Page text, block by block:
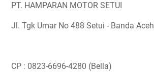
PT. HAMPARAN MOTOR SETUI
Jl. Tgk Umar No 488 Setui - Banda Aceh
CP : 0823-6696-4280 (Bella)